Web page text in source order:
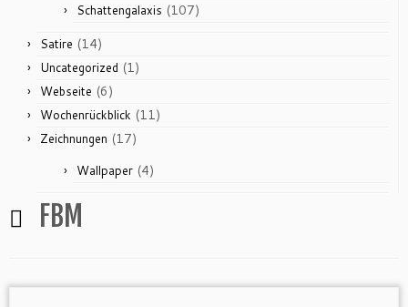
Schattengalaxis (107)
Satire (14)
Uncategorized (1)
Webseite (6)
Wochenrückblick (11)
Zeichnungen (17)
Wallpaper (4)
FBM